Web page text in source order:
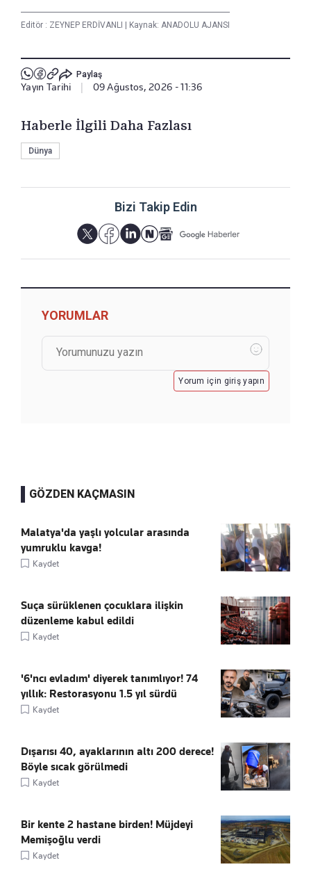
Editör : ZEYNEP ERDİVANLI | Kaynak: ANADOLU AJANSI
Paylaş
Yayın Tarihi | 09 Ağustos, 2026 - 11:36
Haberle İlgili Daha Fazlası
Dünya
Bizi Takip Edin
YORUMLAR
Yorum için giriş yapın
GÖZDEN KAÇMASIN
Malatya'da yaşlı yolcular arasında
yumruklu kavga!
Kaydet
Suça sürüklenen çocuklara ilişkin
düzenleme kabul edildi
Kaydet
'6'ncı evladım' diyerek tanımlıyor! 74
yıllık: Restorasyonu 1.5 yıl sürdü
Kaydet
Dışarısı 40, ayaklarının altı 200 derece!
Böyle sıcak görülmedi
Kaydet
Bir kente 2 hastane birden! Müjdeyi
Memişoğlu verdi
Kaydet